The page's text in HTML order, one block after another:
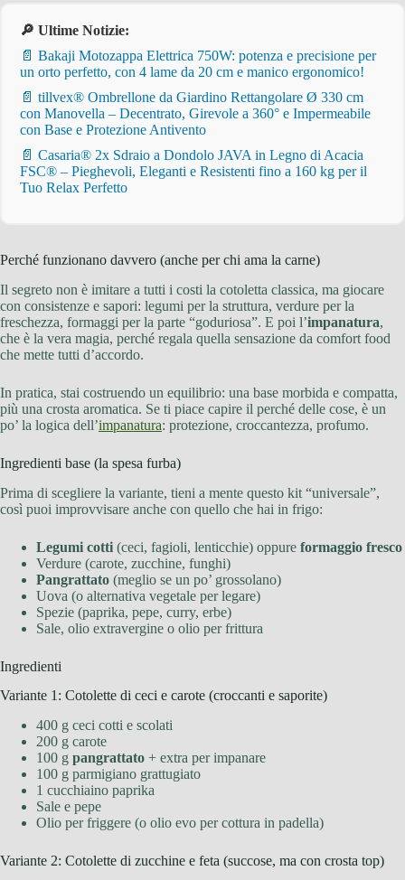
🔎 Ultime Notizie:
📄 Bakaji Motozappa Elettrica 750W: potenza e precisione per
un orto perfetto, con 4 lame da 20 cm e manico ergonomico!
📄 tillvex® Ombrellone da Giardino Rettangolare Ø 330 cm
con Manovella – Decentrato, Girevole a 360° e Impermeabile
con Base e Protezione Antivento
📄 Casaria® 2x Sdraio a Dondolo JAVA in Legno di Acacia
FSC® – Pieghevoli, Eleganti e Resistenti fino a 160 kg per il
Tuo Relax Perfetto
Perché funzionano davvero (anche per chi ama la carne)
Il segreto non è imitare a tutti i costi la cotoletta classica, ma giocare
con consistenze e sapori: legumi per la struttura, verdure per la
freschezza, formaggi per la parte “goduriosa”. E poi l’impanatura,
che è la vera magia, perché regala quella sensazione da comfort food
che mette tutti d’accordo.
In pratica, stai costruendo un equilibrio: una base morbida e compatta,
più una crosta aromatica. Se ti piace capire il perché delle cose, è un
po’ la logica dell’impanatura: protezione, croccantezza, profumo.
Ingredienti base (la spesa furba)
Prima di scegliere la variante, tieni a mente questo kit “universale”,
così puoi improvvisare anche con quello che hai in frigo:
Legumi cotti (ceci, fagioli, lenticchie) oppure formaggio fresco
Verdure (carote, zucchine, funghi)
Pangrattato (meglio se un po’ grossolano)
Uova (o alternativa vegetale per legare)
Spezie (paprika, pepe, curry, erbe)
Sale, olio extravergine o olio per frittura
Ingredienti
Variante 1: Cotolette di ceci e carote (croccanti e saporite)
400 g ceci cotti e scolati
200 g carote
100 g pangrattato + extra per impanare
100 g parmigiano grattugiato
1 cucchiaino paprika
Sale e pepe
Olio per friggere (o olio evo per cottura in padella)
Variante 2: Cotolette di zucchine e feta (succose, ma con crosta top)